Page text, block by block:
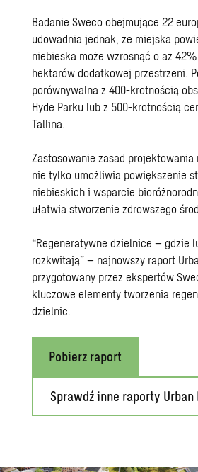
Badanie Sweco obejmujące 22
udowadnia jednak, że miejska
niebieska może wzrosnąć o aż
hektarów dodatkowej przestrzeni.
porównywalna z 400-krotnością
Hyde Parku lub z 500-krotnością
Tallina.
Zastosowanie zasad projektowania
nie tylko umożliwia powiększenie
niebieskich i wsparcie
ułatwia stworzenie zdrowszego
“Regeneratywne dzielnice – gdzie
rozkwitają” – najnowszy raport
przygotowany przez ekspertów
kluczowe elementy tworzenia
dzielnic.
Pobierz raport
Sprawdź inne raporty